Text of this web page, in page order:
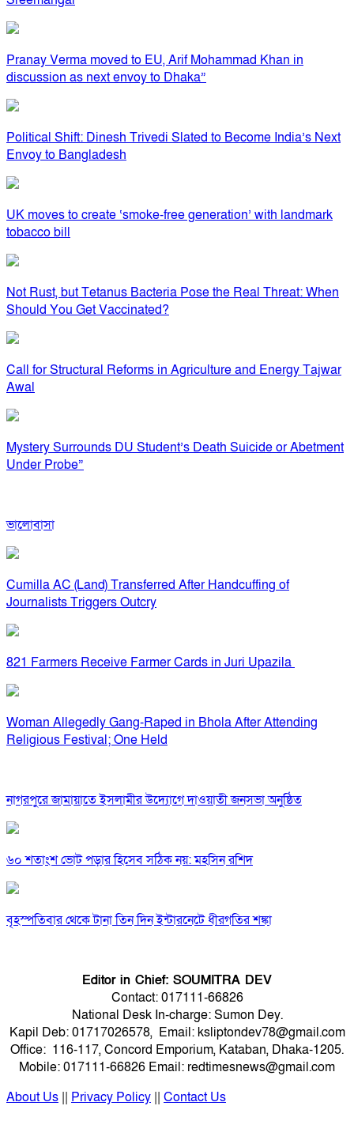
Pranay Verma moved to EU, Arif Mohammad Khan in
discussion as next envoy to Dhaka”
Political Shift: Dinesh Trivedi Slated to Become India’s Next
Envoy to Bangladesh
UK moves to create ‘smoke-free generation’ with landmark
tobacco bill
Not Rust, but Tetanus Bacteria Pose the Real Threat: When
Should You Get Vaccinated?
Call for Structural Reforms in Agriculture and Energy Tajwar
Awal
Mystery Surrounds DU Student’s Death Suicide or Abetment
Under Probe”
ভালোবাসা
Cumilla AC (Land) Transferred After Handcuffing of
Journalists Triggers Outcry
821 Farmers Receive Farmer Cards in Juri Upazila
Woman Allegedly Gang-Raped in Bhola After Attending
Religious Festival; One Held
নাগরপুরে জামায়াতে ইসলামীর উদ্যোগে দাওয়াতী জনসভা অনুষ্ঠিত
৬০ শতাংশ ভোট পড়ার হিসেব সঠিক নয়: মহসিন রশিদ
বৃহস্পতিবার থেকে টানা তিন দিন ইন্টারনেটে ধীরগতির শঙ্কা
Editor in Chief: SOUMITRA DEV
Contact: 017111-66826
National Desk In-charge: Sumon Dey.
Kapil Deb: 01717026578, Email: ksliptondev78@gmail.com
Office: 116-117, Concord Emporium, Kataban, Dhaka-1205.
Mobile: 017111-66826 Email: redtimesnews@gmail.com
About Us || Privacy Policy || Contact Us